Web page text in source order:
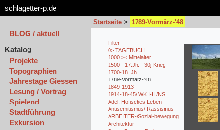
schlagetter-p.de
Startseite > 1789-Vormärz-'48
BLOG / aktuell
Katalog
Projekte
Topographien
Jahrestage Giessen
Lesung / Vortrag
Spielend
Stadtführung
Exkursion
Filter
0> TAGEBUCH
1000 >< Mittelalter
1500 - 17.Jh. - 30j-Krieg
1700-18. Jh.
1789-Vormärz-'48
1849-1913
1914-18-45/ WK I-II /NS
Adel, Höfisches Leben
Antisemitismus/ Rassismus
ARBEITER-/Sozial-bewegung
Architektur